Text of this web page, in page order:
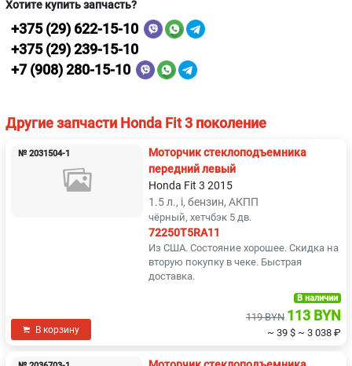
Хотите купить запчасть?
+375 (29) 622-15-10
+375 (29) 239-15-10
+7 (908) 280-15-10
Другие запчасти Honda Fit 3 поколение
№ 2031504-1
Моторчик стеклоподъемника
передний левый
Honda Fit 3 2015
1.5 л., i, бензин, АКПП
чёрный, хетчбэк 5 дв.
72250T5RA11
Из США. Состояние хорошее. Скидка на
вторую покупку в чеке. Быстрая
доставка.
В корзину
В наличии
119 BYN 113 BYN
~ 39 $ ~ 3 038 ₽